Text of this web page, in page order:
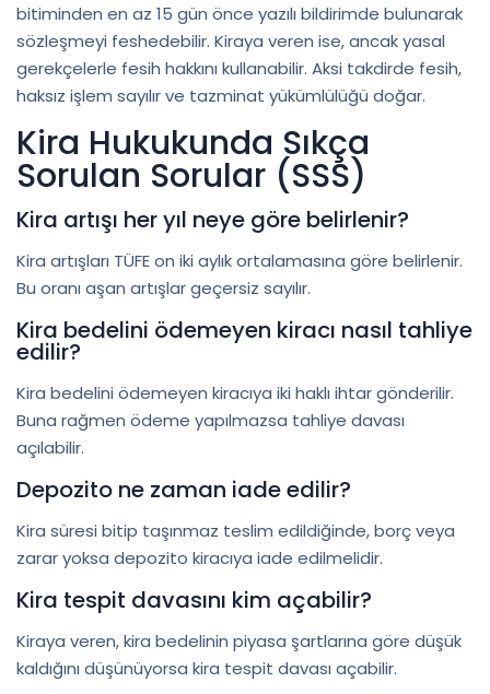
bitiminden en az 15 gün önce yazılı bildirimde bulunarak
sözleşmeyi feshedebilir. Kiraya veren ise, ancak yasal
gerekçelerle fesih hakkını kullanabilir. Aksi takdirde fesih,
haksız işlem sayılır ve tazminat yükümlülüğü doğar.
Kira Hukukunda Sıkça
Sorulan Sorular (SSS)
Kira artışı her yıl neye göre belirlenir?
Kira artışları TÜFE on iki aylık ortalamasına göre belirlenir.
Bu oranı aşan artışlar geçersiz sayılır.
Kira bedelini ödemeyen kiracı nasıl tahliye
edilir?
Kira bedelini ödemeyen kiracıya iki haklı ihtar gönderilir.
Buna rağmen ödeme yapılmazsa tahliye davası
açılabilir.
Depozito ne zaman iade edilir?
Kira süresi bitip taşınmaz teslim edildiğinde, borç veya
zarar yoksa depozito kiracıya iade edilmelidir.
Kira tespit davasını kim açabilir?
Kiraya veren, kira bedelinin piyasa şartlarına göre düşük
kaldığını düşünüyorsa kira tespit davası açabilir.